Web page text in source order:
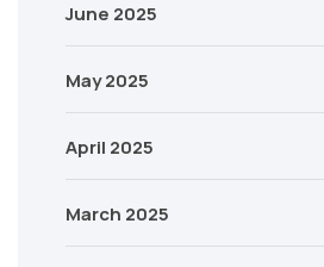
June 2025
May 2025
April 2025
March 2025